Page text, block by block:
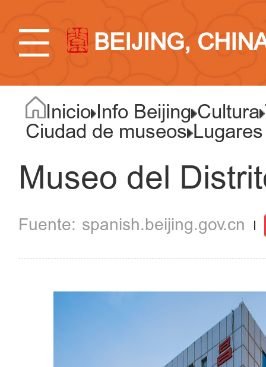
BEIJING,
Inicio Info Beijing Cultura
Ciudad de museos Lugares
Museo del
spanish.beijing.gov.cn